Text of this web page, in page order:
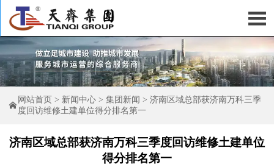


网站首页 > 新闻中心 > 集团新闻 > 济南区域总部获济南万科三季
度回访维修土建单位得分排名第一
济南区域总部获济南万科三季度回访维修土建单位
得分排名第一